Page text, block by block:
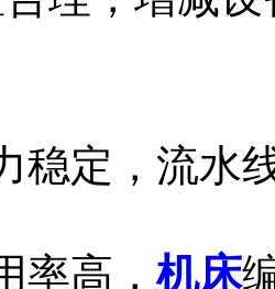
稳定，流水
率高，机床